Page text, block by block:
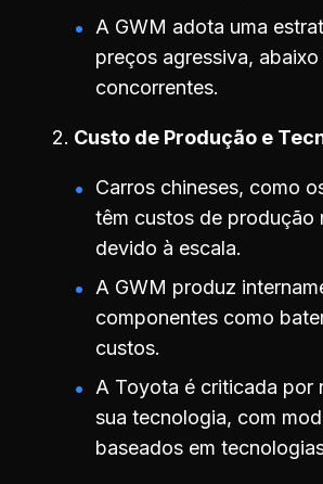
A GWM adota uma
preços agressiva,
concorrentes.
Custo de Produção e
Carros chineses, como
têm custos de produção
devido à escala.
A GWM produz
componentes como
custos.
A Toyota é criticada por
sua tecnologia, com
baseados em